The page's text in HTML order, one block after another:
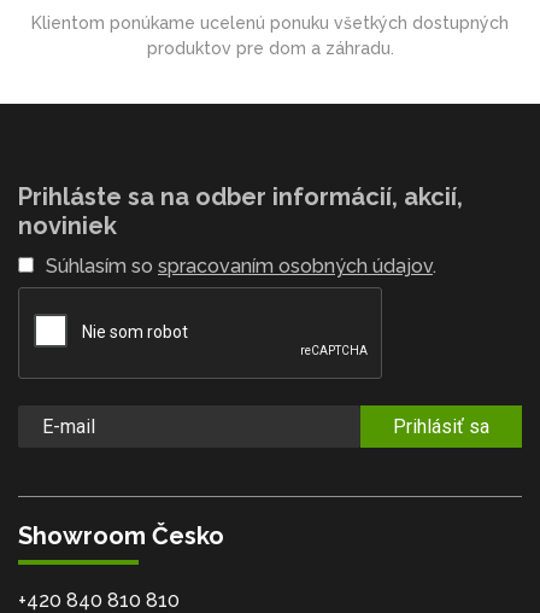
Klientom ponúkame ucelenú ponuku všetkých dostupných
produktov pre dom a záhradu.
Prihláste sa na odber informácií, akcií,
noviniek
Súhlasím so spracovaním osobných údajov.
Prihlásiť sa
Showroom Česko
+420 840 810 810